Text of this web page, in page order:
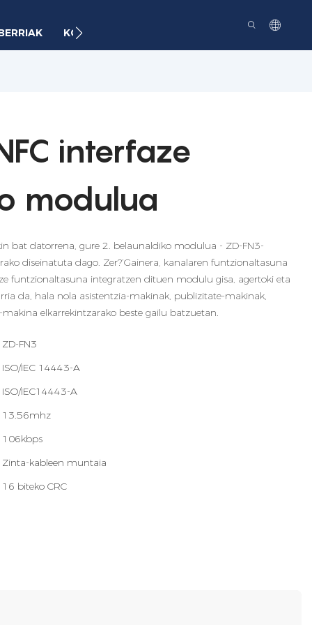
KONTAKTUA
interfaze
modulua
bat datorrena, gure 2. belaunaldiko modulua - ZD-FN3-
diseinatuta dago. Zer?’Gainera, kanalaren funtzionaltasuna
funtzionaltasuna integratzen dituen modulu gisa, agertoki eta
da, hala nola asistentzia-makinak, publizitate-makinak,
elkarrekintzarako beste gailu batzuetan.
ZD-FN3
ISO/IEC 14443-A
ISO/IEC14443-A
13.56mhz
106kbps
Zinta-kableen muntaia
16 biteko CRC